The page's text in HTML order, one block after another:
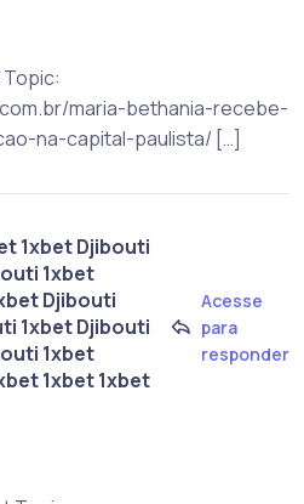
maria-bethania-recebe-
na-capital-paulista/ […]
1xbet Djibouti
1xbet
Djibouti
1xbet Djibouti
1xbet
1xbet 1xbet
Acesse
para
responder